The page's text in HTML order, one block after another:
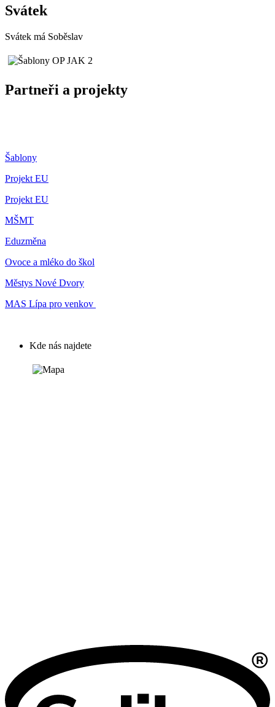
Svátek
Svátek má Soběslav
Partneři a projekty
Šablony
Projekt EU
Projekt EU
MŠMT
Eduzměna
Ovoce a mléko do škol
Městys Nové Dvory
MAS Lípa pro venkov
Kde nás najdete